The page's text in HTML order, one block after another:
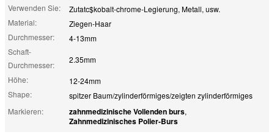
Verwenden Sie:
Zutatc$kobalt-chrome-Legierung, Metall, usw.
Material:
Ziegen-Haar
Durchmesser:
4-13mm
Schaft-
Durchmesser:
2.35mm
Höhe:
12-24mm
Shape:
spitzer Baum/zylinderförmiges/zeigten zylinderförmiges
Markieren:
zahnmedizinische Vollenden burs,
Zahnmedizinisches Polier-Burs